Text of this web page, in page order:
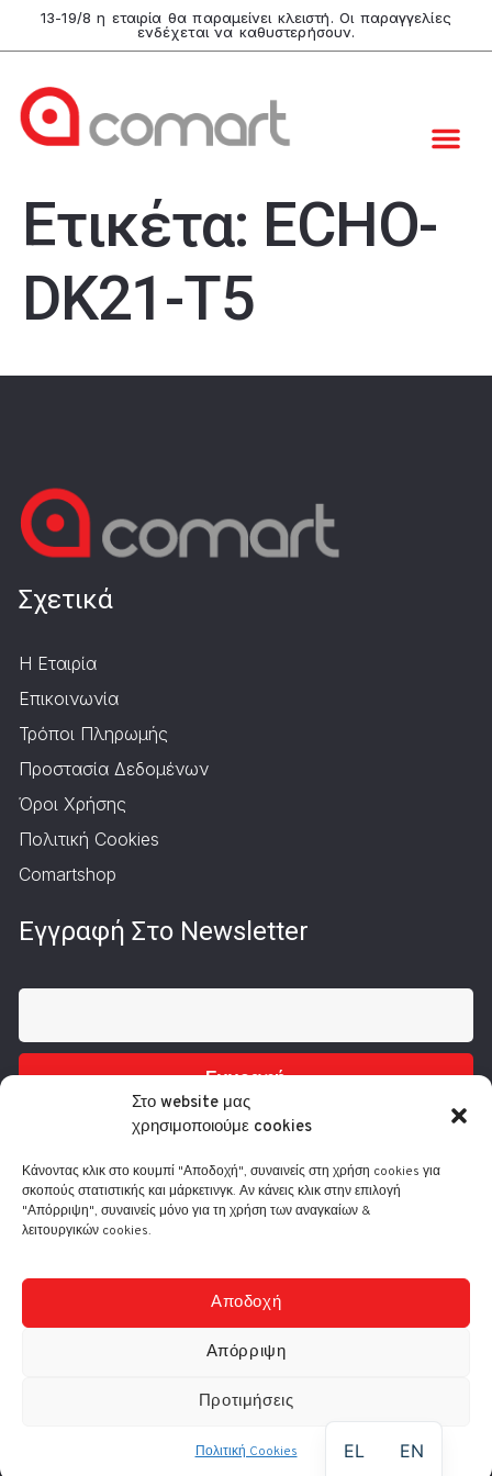
Στο website μας
χρησιμοποιούμε cookies
Κάνοντας κλικ στο κουμπί "Αποδοχή", συναινείς στη χρήση cookies για
σκοπούς στατιστικής και μάρκετινγκ. Αν κάνεις κλικ στην επιλογή
"Απόρριψη", συναινείς μόνο για τη χρήση των αναγκαίων &
λειτουργικών cookies.
Αποδοχή
Απόρριψη
Προτιμήσεις
Πολιτική Cookies
13-19/8 η εταιρία θα παραμείνει κλειστή. Οι παραγγελίες
ενδέχεται να καθυστερήσουν.
Ετικέτα: ECHO-
DK21-T5
Σχετικά
Η Εταιρία
Επικοινωνία
Τρόποι Πληρωμής
Προστασία Δεδομένων
Όροι Χρήσης
Πολιτική Cookies
Comartshop
Εγγραφή Στο Newsletter
Εγγραφή
Τηλ.: 210 3416200
Δευ - Παρ: 9:30 - 18:00
EL EN